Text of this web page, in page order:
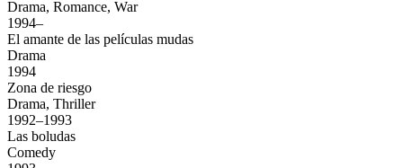
Drama, Romance, War
1994–
El amante de las películas mudas
Drama
1994
Zona de riesgo
Drama, Thriller
1992–1993
Las boludas
Comedy